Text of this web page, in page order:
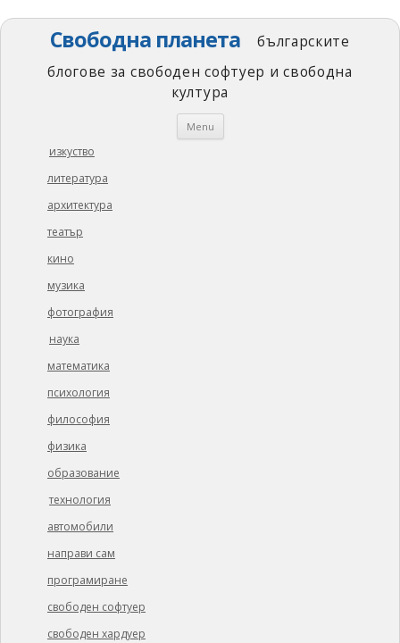
Свободна планета
българските
блогове за свободен софтуер и свободна
култура
Menu Skip
изкуство
литература
архитектура
театър
кино
музика
фотография
наука
математика
психология
философия
физика
образование
технология
автомобили
направи сам
програмиране
свободен софтуер
свободен хардуер